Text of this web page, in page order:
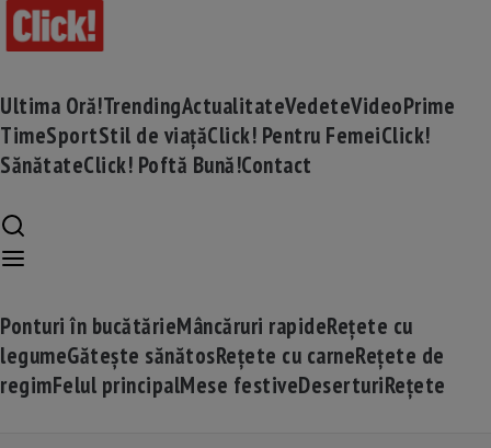
Ultima Oră!TrendingActualitateVedeteVideoPrime
TimeSportStil de viațăClick! Pentru FemeiClick!
SănătateClick! Poftă Bună!Contact
Ponturi în bucătărieMâncăruri rapideRețete cu
legumeGătește sănătosRețete cu carneRețete de
regimFelul principalMese festiveDeserturiRețete